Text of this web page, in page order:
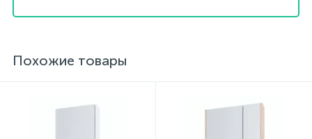
Похожие товары